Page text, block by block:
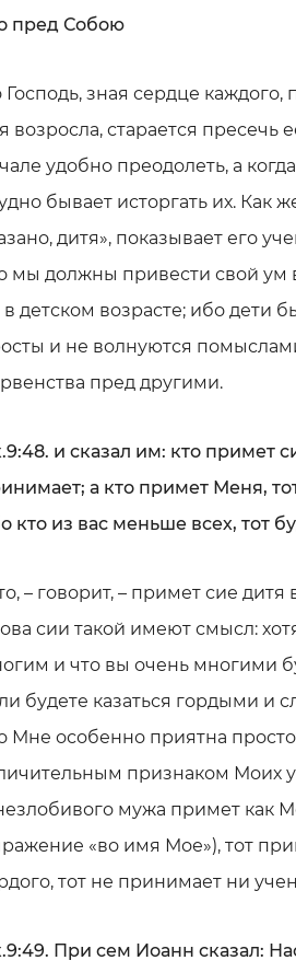
пред Собою
Господь, зная сердце
возросла, старается пресечь
удобно преодолеть, а
бывает исторгать их. Как
дитя», показывает его
мы должны привести свой ум
в детском возрасте; ибо дети
и не волнуются
пред другими.
и сказал им: кто примет
а кто примет Меня,
кто из вас меньше всех, тот
– говорит, – примет сие
сии такой имеют смысл:
и что вы очень многими
будете казаться гордыми и
Мне особенно приятна
признаком Моих
мужа примет как
«во имя Мое»), тот
тот не принимает ни
При сем Иоанн сказал: